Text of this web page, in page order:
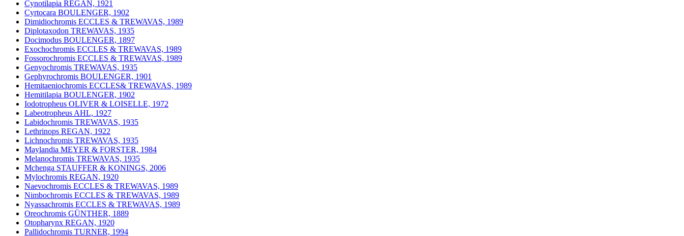
Cynotilapia REGAN, 1921
Cyrtocara BOULENGER, 1902
Dimidiochromis ECCLES & TREWAVAS, 1989
Diplotaxodon TREWAVAS, 1935
Docimodus BOULENGER, 1897
Exochochromis ECCLES & TREWAVAS, 1989
Fossorochromis ECCLES & TREWAVAS, 1989
Genyochromis TREWAVAS, 1935
Gephyrochromis BOULENGER, 1901
Hemitaeniochromis ECCLES& TREWAVAS, 1989
Hemitilapia BOULENGER, 1902
Iodotropheus OLIVER & LOISELLE, 1972
Labeotropheus AHL, 1927
Labidochromis TREWAVAS, 1935
Lethrinops REGAN, 1922
Lichnochromis TREWAVAS, 1935
Maylandia MEYER & FORSTER, 1984
Melanochromis TREWAVAS, 1935
Mchenga STAUFFER & KONINGS, 2006
Mylochromis REGAN, 1920
Naevochromis ECCLES & TREWAVAS, 1989
Nimbochromis ECCLES & TREWAVAS, 1989
Nyassachromis ECCLES & TREWAVAS, 1989
Oreochromis GÜNTHER, 1889
Otopharynx REGAN, 1920
Pallidochromis TURNER, 1994